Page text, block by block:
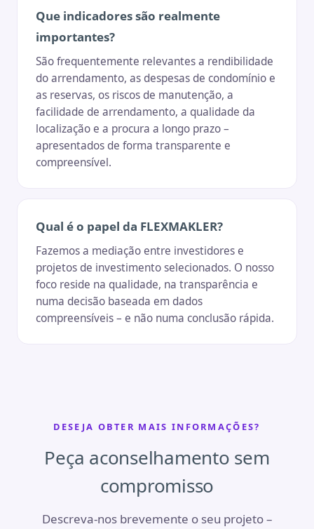
Que indicadores são realmente
importantes?
São frequentemente relevantes a rendibilidade
do arrendamento, as despesas de condomínio e
as reservas, os riscos de manutenção, a
facilidade de arrendamento, a qualidade da
localização e a procura a longo prazo –
apresentados de forma transparente e
compreensível.
Qual é o papel da FLEXMAKLER?
Fazemos a mediação entre investidores e
projetos de investimento selecionados. O nosso
foco reside na qualidade, na transparência e
numa decisão baseada em dados
compreensíveis – e não numa conclusão rápida.
DESEJA OBTER MAIS INFORMAÇÕES?
Peça aconselhamento sem
compromisso
Descreva-nos brevemente o seu projeto –